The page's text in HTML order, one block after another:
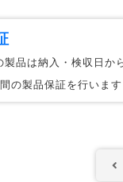
製品は納入・検収日か
の製品保証を行います